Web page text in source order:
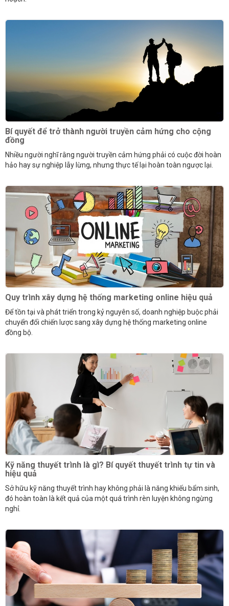
Bí quyết để trở thành người truyền cảm hứng cho cộng
đồng
Nhiều người nghĩ rằng người truyền cảm hứng phải có cuộc đời hoàn
hảo hay sự nghiệp lẫy lừng, nhưng thực tế lại hoàn toàn ngược lại.
Quy trình xây dựng hệ thống marketing online hiệu quả
Để tồn tại và phát triển trong kỷ nguyên số, doanh nghiệp buộc phải
chuyển đổi chiến lược sang xây dựng hệ thống marketing online
đồng bộ.
Kỹ năng thuyết trình là gì? Bí quyết thuyết trình tự tin và
hiệu quả
Sở hữu kỹ năng thuyết trình hay không phải là năng khiếu bẩm sinh,
đó hoàn toàn là kết quả của một quá trình rèn luyện không ngừng
nghỉ.